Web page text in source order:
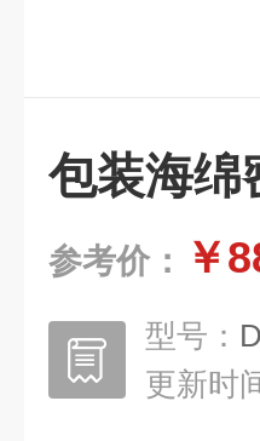
包装海绵
参考价： ￥
型号：
更新时